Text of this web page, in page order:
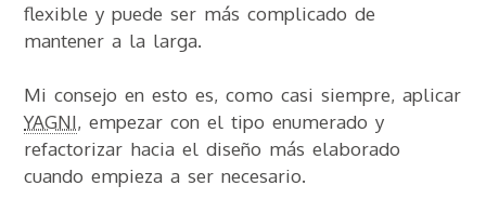
flexible y puede ser más complicado de
mantener a la larga.
Mi consejo en esto es, como casi siempre, aplicar
YAGNI, empezar con el tipo enumerado y
refactorizar hacia el diseño más elaborado
cuando empieza a ser necesario.